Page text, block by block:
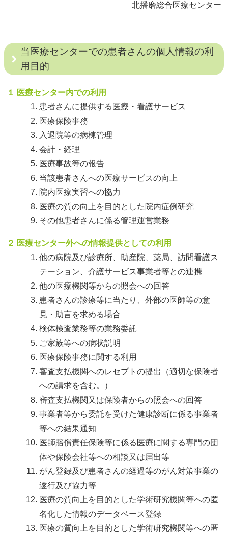
北播磨総合医療センター
当医療センターでの患者さんの個人情報の利
用目的
１ 医療センター内での利用
患者さんに提供する医療・看護サービス
医療保険事務
入退院等の病棟管理
会計・経理
医療事故等の報告
当該患者さんへの医療サービスの向上
院内医療実習への協力
医療の質の向上を目的とした院内症例研究
その他患者さんに係る管理運営業務
２ 医療センター外への情報提供としての利用
他の病院及び診療所、助産院、薬局、訪問看護ス
テーション、介護サービス事業者等との連携
他の医療機関等からの照会への回答
患者さんの診療等に当たり、外部の医師等の意
見・助言を求める場合
検体検査業務等の業務委託
ご家族等への病状説明
医療保険事務に関する利用
審査支払機関へのレセプトの提出（適切な保険者
への請求を含む。）
審査支払機関又は保険者からの照会への回答
事業者等から委託を受けた健康診断に係る事業者
等への結果通知
医師賠償責任保険等に係る医療に関する専門の団
体や保険会社等への相談又は届出等
がん登録及び患者さんの経過等のがん対策事業の
遂行及び協力等
医療の質向上を目的とした学術研究機関等への匿
名化した情報のデータベース登録
医療の質向上を目的とした学術研究機関等への匿